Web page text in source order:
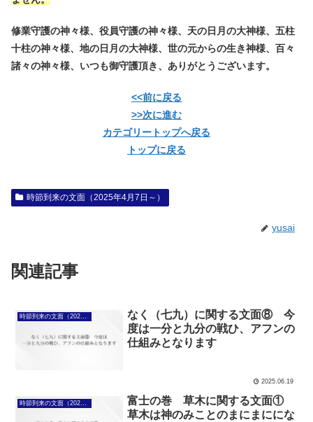
修業守護の神々様、役員守護の神々様、天の日月の大神様、五柱
十柱の神々様、地の日月の大神様、世の元からの生き神様、百々
諸々の神々様、いつも御守護頂き、ありがとうございます。
<<前に戻る
>>次に進む
カテゴリートップへ戻る
トップに戻る
時節到来の文面（2025年4月7日～）
yusai
関連記事
なく（七九）に関する文面⑧ 今
度は一分と九分の戦ひ、アフンの
仕組みとなります
2025.06.19
富士の巻 草木に関する文面①
草木は神のみことのまにまににな